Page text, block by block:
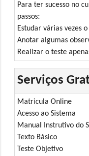
Para ter sucesso no
passos:
Estudar várias vezes
Anotar algumas
Realizar o teste
Serviços
Matricula Online
Acesso ao Sistema
Manual Instrutivo do
Texto Básico
Teste Objetivo